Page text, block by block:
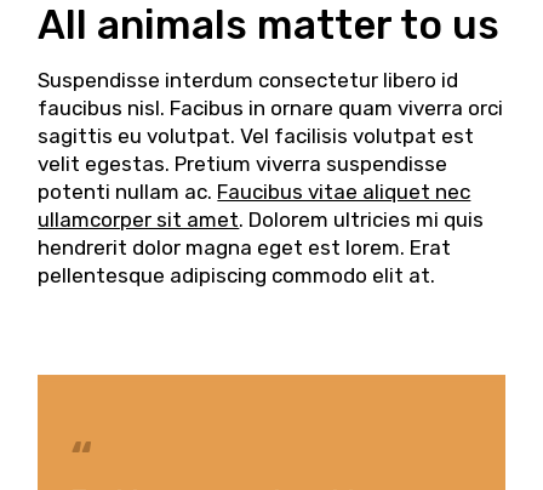
All animals matter to us
Suspendisse interdum consectetur libero id
faucibus nisl. Facibus in ornare quam viverra orci
sagittis eu volutpat. Vel facilisis volutpat est
velit egestas. Pretium viverra suspendisse
potenti nullam ac. Faucibus vitae aliquet nec
ullamcorper sit amet. Dolorem ultricies mi quis
hendrerit dolor magna eget est lorem. Erat
pellentesque adipiscing commodo elit at.